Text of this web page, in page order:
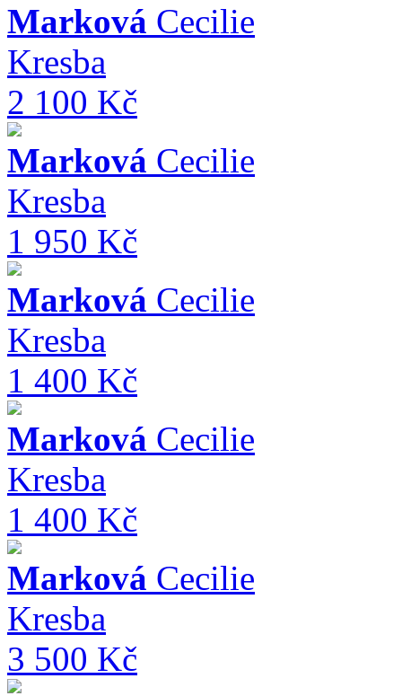
Marková Cecilie
Kresba
2 100 Kč
Marková Cecilie
Kresba
1 950 Kč
Marková Cecilie
Kresba
1 400 Kč
Marková Cecilie
Kresba
1 400 Kč
Marková Cecilie
Kresba
3 500 Kč